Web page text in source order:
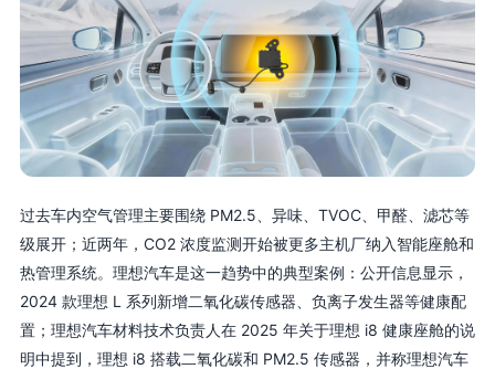
过去车内空气管理主要围绕 PM2.5、异味、TVOC、甲醛、滤芯等
级展开；近两年，CO2 浓度监测开始被更多主机厂纳入智能座舱和
热管理系统。理想汽车是这一趋势中的典型案例：公开信息显示，
2024 款理想 L 系列新增二氧化碳传感器、负离子发生器等健康配
置；理想汽车材料技术负责人在 2025 年关于理想 i8 健康座舱的说
明中提到，理想 i8 搭载二氧化碳和 PM2.5 传感器，并称理想汽车